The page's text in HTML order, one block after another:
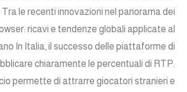
le recenti innovazioni nel panorama dei
ricavi e tendenze globali applicate al
In Italia, il successo delle piattaforme di
chiaramente le percentuali di RTP.
permette di attrarre giocatori stranieri e